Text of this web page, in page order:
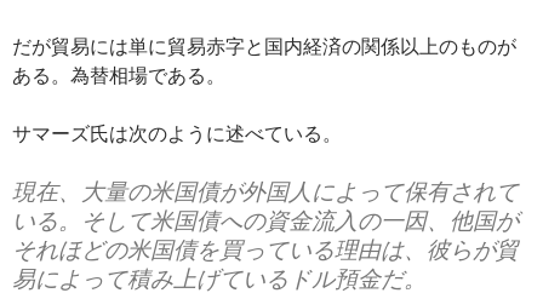
だが貿易には単に貿易赤字と国内経済の関係以上のものが
ある。為替相場である。
サマーズ氏は次のように述べている。
現在、大量の米国債が外国人によって保有されて
いる。そして米国債への資金流入の一因、他国が
それほどの米国債を買っている理由は、彼らが貿
易によって積み上げているドル預金だ。